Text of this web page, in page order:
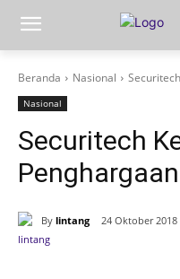
Beranda Nasional
Nasional
Securitech
By lintang 24 Oktober 2018